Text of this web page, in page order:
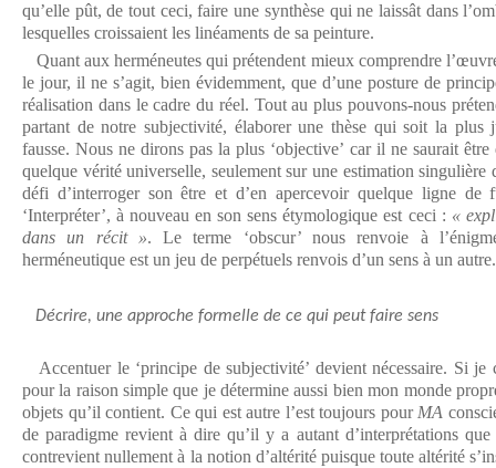
qu’elle pût, de tout ceci, faire une synthèse qui ne laissât dans
lesquelles croissaient les linéaments de sa peinture.
Quant aux herméneutes qui prétendent mieux comprendre
le jour, il ne s’agit, bien évidemment, que d’une posture de
réalisation dans le cadre du réel. Tout au plus pouvons-nous
partant de notre subjectivité, élaborer une thèse qui soit la plus
fausse. Nous ne dirons pas la plus ‘objective’ car il ne saurait
quelque vérité universelle, seulement sur une estimation singulière
défi d’interroger son être et d’en apercevoir quelque ligne de
‘Interpréter’, à nouveau en son sens étymologique est ceci : «
dans un récit ». Le terme ‘obscur’ nous renvoie à
herméneutique est un jeu de perpétuels renvois d’un sens à un autre.
Décrire, une approche formelle de ce qui peut faire sens
Accentuer le ‘principe de subjectivité’ devient nécessaire. Si je
pour la raison simple que je détermine aussi bien mon monde
objets qu’il contient. Ce qui est autre l’est toujours pour MA
de paradigme revient à dire qu’il y a autant d’interprétations
contrevient nullement à la notion d’altérité puisque toute altérité